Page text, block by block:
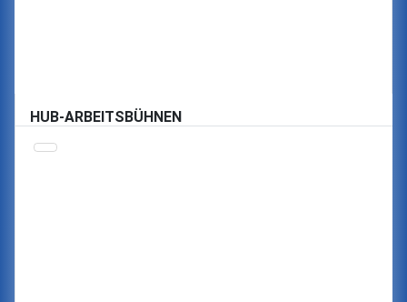
HUB-ARBEITSBÜHNEN